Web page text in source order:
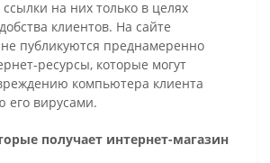
ссылки на них только в целях
клиентов. На сайте
публикуются преднамеренно
ресурсы, которые могут
компьютера клиента
его вирусами.
получает интернет-магазин